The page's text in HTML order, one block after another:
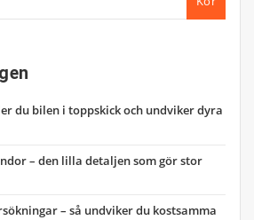
du bilen i toppskick och undviker dyra
– den lilla detaljen som gör stor
– så undviker du kostsamma